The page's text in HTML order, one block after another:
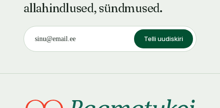
allahindlused, sündmused.
Telli uudiskiri